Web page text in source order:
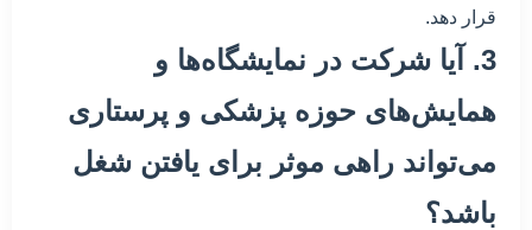
قرار دهد.
3. آیا شرکت در نمایشگاه‌ها و
همایش‌های حوزه پزشکی و پرستاری
می‌تواند راهی موثر برای یافتن شغل
باشد؟